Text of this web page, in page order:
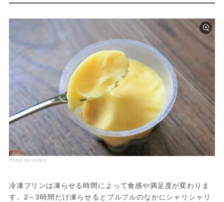
Photo by morico
冷凍プリンは凍らせる時間によって食感や満足度が変わりま
す。2～3時間だけ凍らせるとプルプルのなかにシャリシャリ